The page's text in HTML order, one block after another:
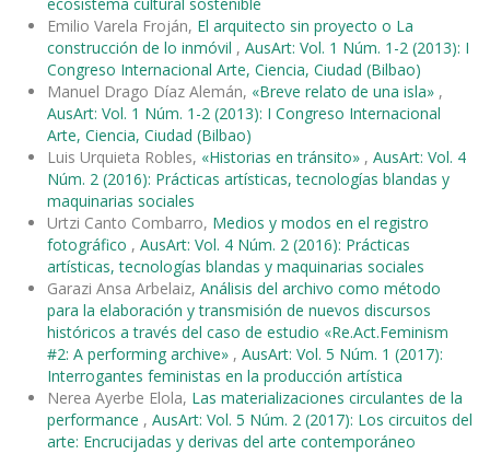
Emilio Varela Froján, El arquitecto sin proyecto o La
construcción de lo inmóvil , AusArt: Vol. 1 Núm. 1-2 (2013): I
Congreso Internacional Arte, Ciencia, Ciudad (Bilbao)
Manuel Drago Díaz Alemán, «Breve relato de una isla» ,
AusArt: Vol. 1 Núm. 1-2 (2013): I Congreso Internacional
Arte, Ciencia, Ciudad (Bilbao)
Luis Urquieta Robles, «Historias en tránsito» , AusArt: Vol. 4
Núm. 2 (2016): Prácticas artísticas, tecnologías blandas y
maquinarias sociales
Urtzi Canto Combarro, Medios y modos en el registro
fotográfico , AusArt: Vol. 4 Núm. 2 (2016): Prácticas
artísticas, tecnologías blandas y maquinarias sociales
Garazi Ansa Arbelaiz, Análisis del archivo como método
para la elaboración y transmisión de nuevos discursos
históricos a través del caso de estudio «Re.Act.Feminism
#2: A performing archive» , AusArt: Vol. 5 Núm. 1 (2017):
Interrogantes feministas en la producción artística
Nerea Ayerbe Elola, Las materializaciones circulantes de la
performance , AusArt: Vol. 5 Núm. 2 (2017): Los circuitos del
arte: Encrucijadas y derivas del arte contemporáneo